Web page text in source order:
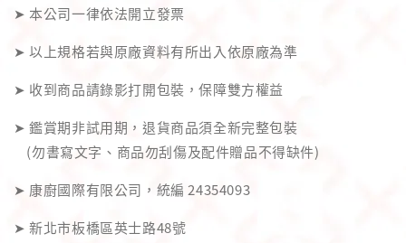
➤ 本公司一律依法開立發票
➤ 以上規格若與原廠資料有所出入依原廠為準
➤ 收到商品請錄影打開包裝，保障雙方權益
➤ 鑑賞期非試用期，退貨商品須全新完整包裝
(勿書寫文字、商品勿刮傷及配件贈品不得缺件)
➤ 康廚國際有限公司，統編 24354093
➤ 新北市板橋區英士路48號